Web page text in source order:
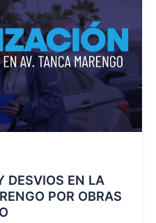
DESVIOS EN LA
POR OBRAS